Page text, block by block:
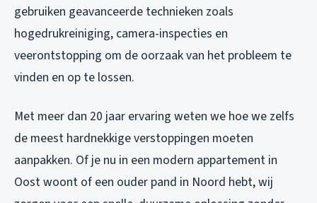
gebruiken geavanceerde technieken zoals
hogedrukreiniging, camera-inspecties en
veerontstopping om de oorzaak van het probleem te
vinden en op te lossen.
Met meer dan 20 jaar ervaring weten we hoe we zelfs
de meest hardnekkige verstoppingen moeten
aanpakken. Of je nu in een modern appartement in
Oost woont of een ouder pand in Noord hebt, wij